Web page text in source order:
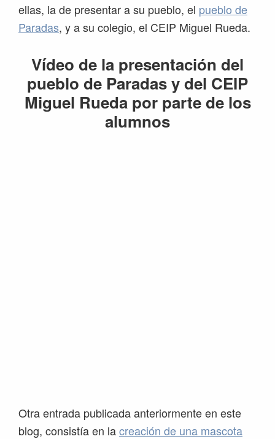
ellas, la de presentar a su pueblo, el pueblo de
Paradas, y a su colegio, el CEIP Miguel Rueda.
Vídeo de la presentación del
pueblo de Paradas y del CEIP
Miguel Rueda por parte de los
alumnos
Otra entrada publicada anteriormente en este
blog, consistía en lacreación de una mascota